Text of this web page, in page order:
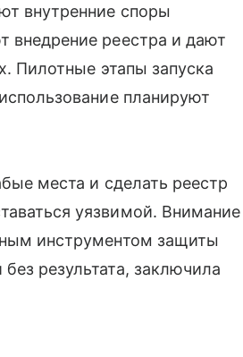
внутренние споры
внедрение реестра и дают
Пилотные этапы запуска
планируют
места и сделать реестр
уязвимой. Внимание
инструментом защиты
результата, заключила